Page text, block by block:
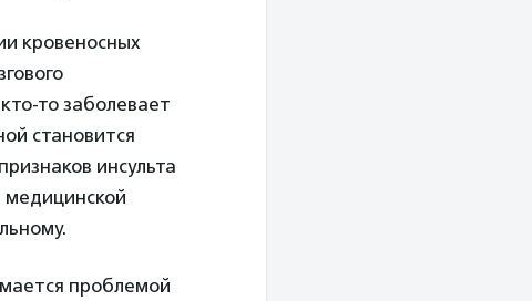
кровеносных
то заболевает
становится
инсульта
медицинской
проблемой